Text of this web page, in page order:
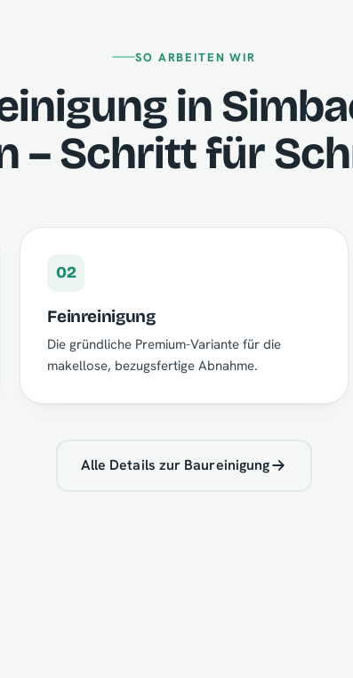
SO ARBEITEN WIR
in
– Schritt für
02
Feinreinigung
Die gründliche Premium-Variante für die
makellose, bezugsfertige Abnahme.
Alle Details zur Baureinigung